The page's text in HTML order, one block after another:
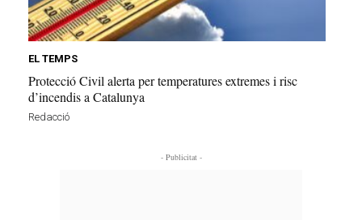
EL TEMPS
Protecció Civil alerta per temperatures extremes i risc
d’incendis a Catalunya
Redacció
- Publicitat -